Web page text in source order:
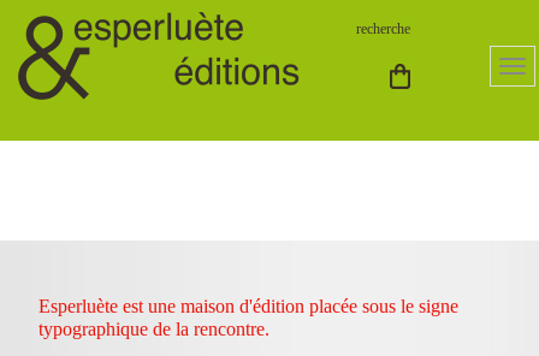
Esperluète est une maison d'édition placée sous le signe
typographique de la rencontre.